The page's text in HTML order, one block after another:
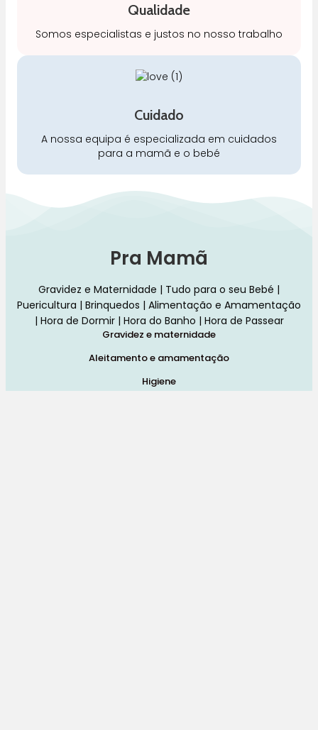
Qualidade
Somos especialistas e justos no nosso trabalho
Cuidado
A nossa equipa é especializada em cuidados
para a mamã e o bebé
Pra Mamã
Gravidez e Maternidade | Tudo para o seu Bebé |
Puericultura | Brinquedos | Alimentação e Amamentação
| Hora de Dormir | Hora do Banho | Hora de Passear
Gravidez e maternidade
Aleitamento e amamentação
Higiene